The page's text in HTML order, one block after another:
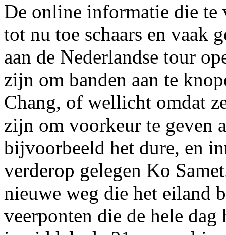
De online informatie die
tot nu toe schaars en vaak
aan de Nederlandse tour
zijn om banden aan te
Chang, of wellicht omdat
zijn om voorkeur te geven
bijvoorbeeld het dure, en
verderop gelegen Ko
nieuwe weg die het eiland
veerponten die de hele dag